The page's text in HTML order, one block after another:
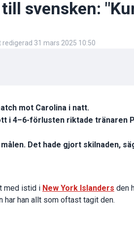
svensken:
redigerad 31 mars 2025 10:50
mot Carolina i natt.
i 4–6-förlusten riktade tränaren
Det hade gjort skilnaden,
med istid i New York Islanders den
har han allt som oftast tagit den.